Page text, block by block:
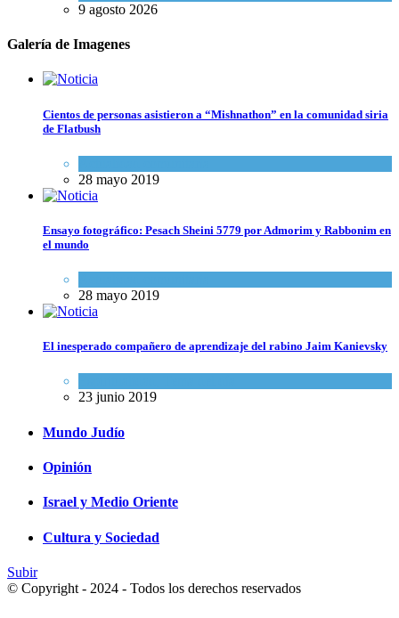
9 agosto 2026
Galería de Imagenes
Cientos de personas asistieron a “Mishnathon” en la comunidad siria
de Flatbush
28 mayo 2019
Ensayo fotográfico: Pesach Sheini 5779 por Admorim y Rabbonim en
el mundo
28 mayo 2019
El inesperado compañero de aprendizaje del rabino Jaim Kanievsky
23 junio 2019
Mundo Judío
Opinión
Israel y Medio Oriente
Cultura y Sociedad
Subir
© Copyright - 2024 - Todos los derechos reservados